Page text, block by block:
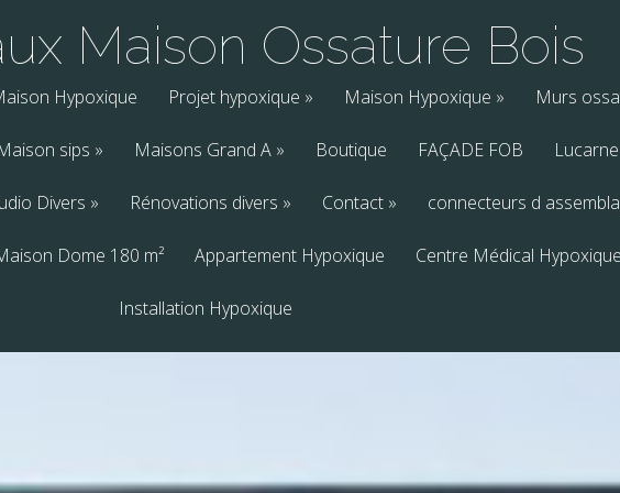
Maison Ossature Bois
Hypoxique Projet hypoxique » Maison Hypoxique » Murs
sips » Maisons Grand A » Boutique FAÇADE FOB
Divers » Rénovations divers » Contact» connecteurs d
Dome 180 m² Appartement Hypoxique Centre Médical Hypoxique
Installation Hypoxique